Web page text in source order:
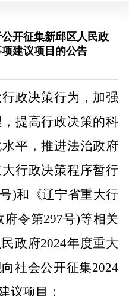
开征集新邱区人民政
建议项目的公告
政决策行为，加强
提高行政决策的科
平，推进法治政府
行政决策程序暂行
)和《辽宁省重大行
令第297号)等相关
政府2024年度重大
社会公开征集2024
议项目：